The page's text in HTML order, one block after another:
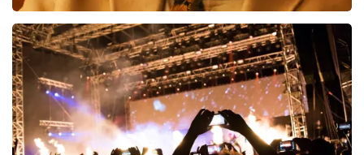
Teddy Swims
519laatste 30 minuten
BESTEL NU